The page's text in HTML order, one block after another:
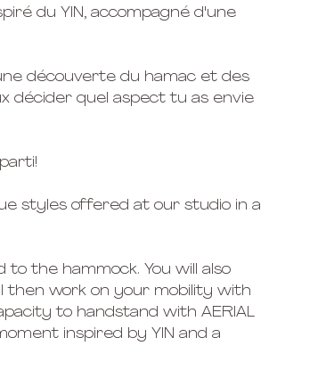
du YIN, accompagné d'une
découverte du hamac et des
décider quel aspect tu as envie
styles offered at our studio in a
to the hammock. You will also
then work on your mobility with
to handstand with AERIAL
inspired by YIN and a